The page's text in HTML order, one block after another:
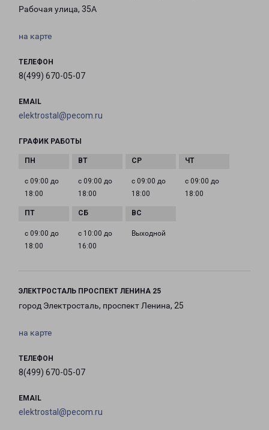
Рабочая улица, 35А
на карте
ТЕЛЕФОН
8(499) 670-05-07
EMAIL
elektrostal@pecom.ru
ГРАФИК РАБОТЫ
с 09:00 до
18:00
с 09:00 до
18:00
с 09:00 до
18:00
с 09:00 до
18:00
с 09:00 до
18:00
с 10:00 до
16:00
Выходной
ЭЛЕКТРОСТАЛЬ ПРОСПЕКТ ЛЕНИНА 25
город Электросталь, проспект Ленина, 25
на карте
ТЕЛЕФОН
8(499) 670-05-07
EMAIL
elektrostal@pecom.ru